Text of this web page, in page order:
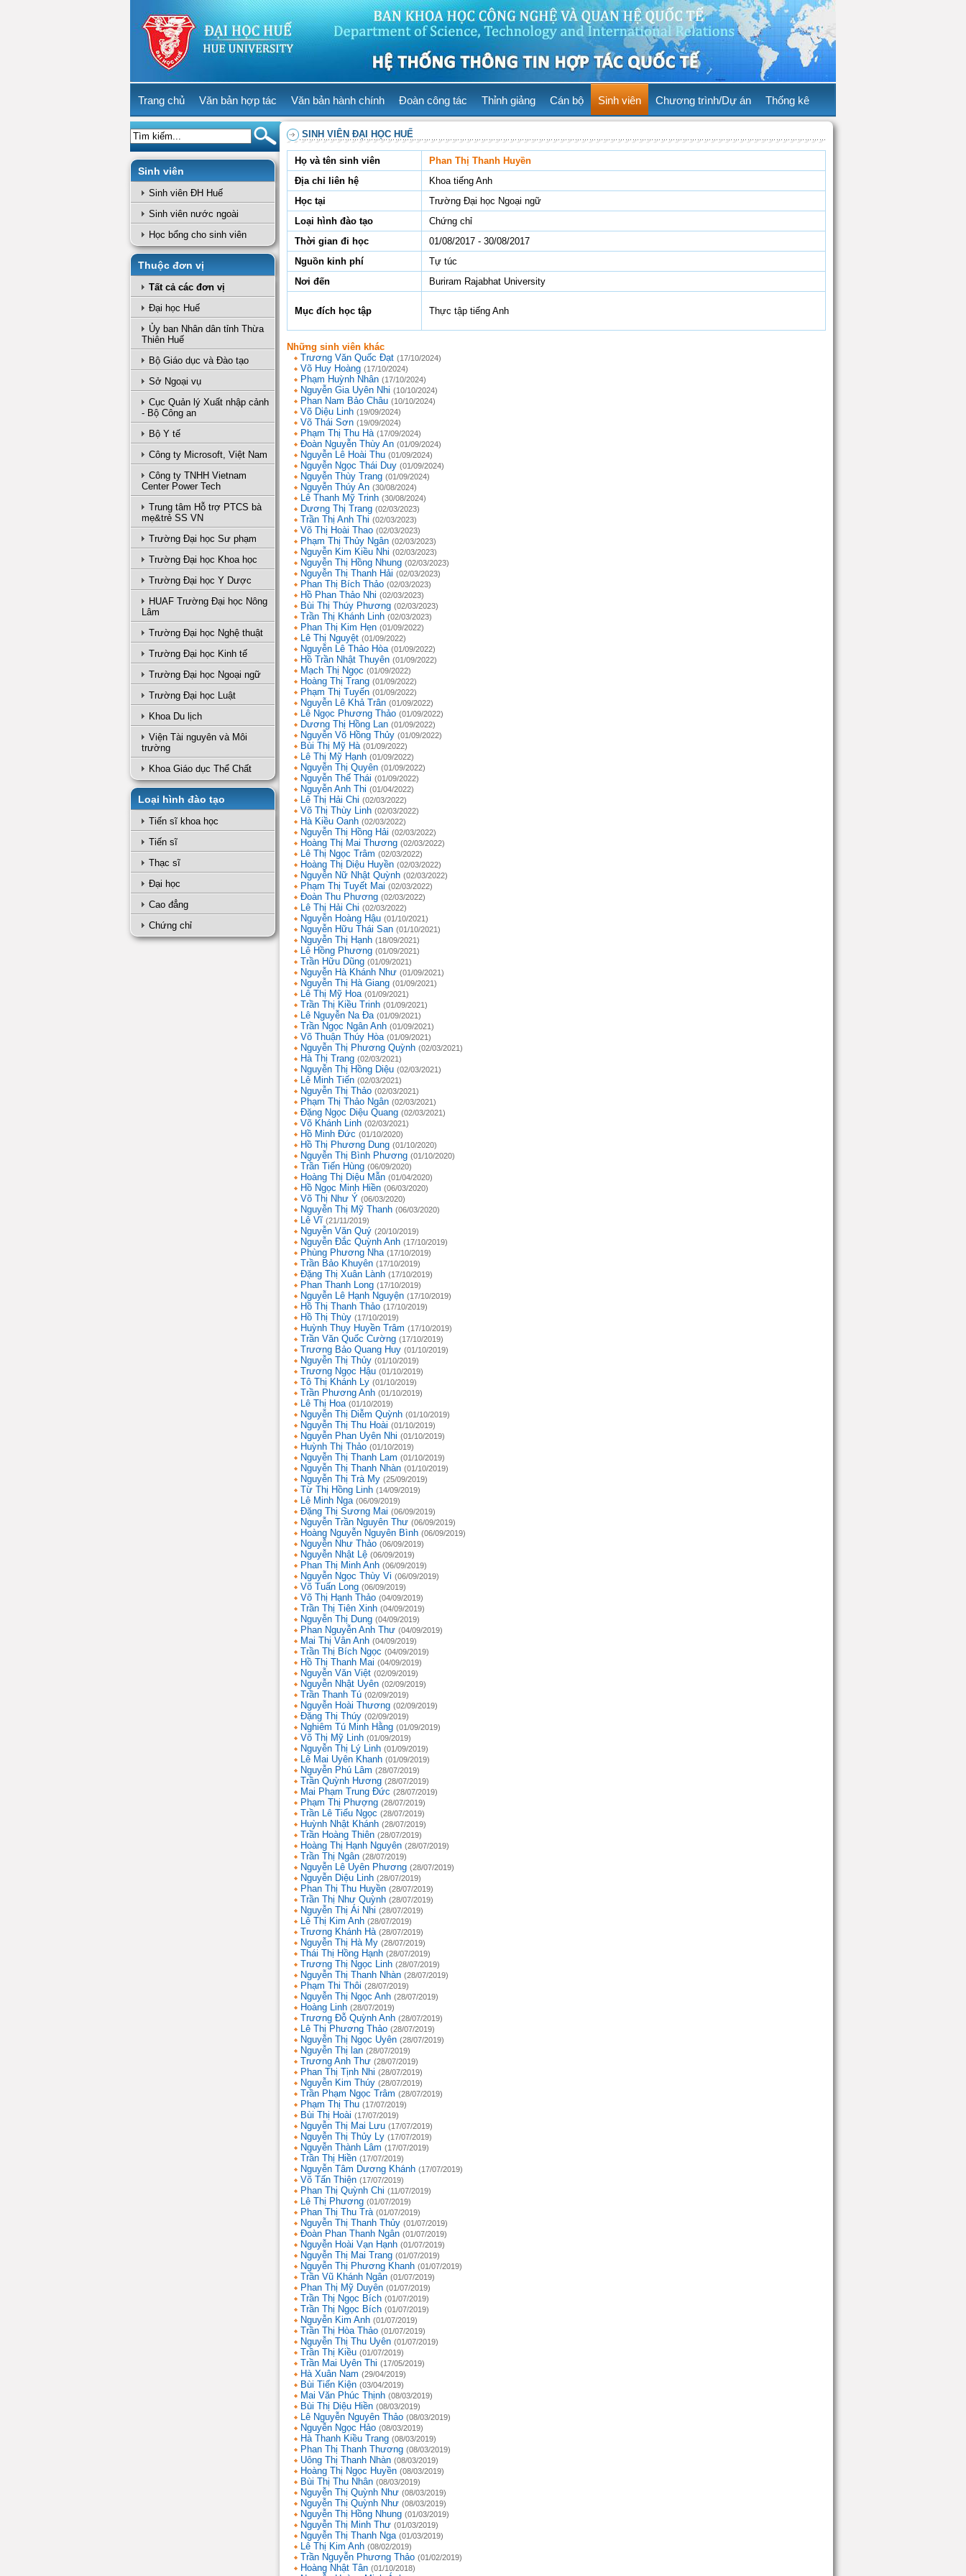
Trang chủ Văn bản hợp tác Văn bản hành chính Đoàn công tác Thỉnh giảng Cán bộ Sinh viên Chương trình/Dự án Thống kê
Sinh viên
Sinh viên ĐH Huế
Sinh viên nước ngoài
Học bổng cho sinh viên
Thuộc đơn vị
Tất cả các đơn vị
Đại học Huế
Ủy ban Nhân dân tỉnh Thừa
Thiên Huế
Bộ Giáo dục và Đào tạo
Sở Ngoại vụ
Cục Quản lý Xuất nhập cảnh
- Bộ Công an
Bộ Y tế
Công ty Microsoft, Việt Nam
Công ty TNHH Vietnam
Center Power Tech
Trung tâm Hỗ trợ PTCS bà
mẹ&trẻ SS VN
Trường Đại học Sư phạm
Trường Đại học Khoa học
Trường Đại học Y Dược
HUAF Trường Đại học Nông
Lâm
Trường Đại học Nghệ thuật
Trường Đại học Kinh tế
Trường Đại học Ngoại ngữ
Trường Đại học Luật
Khoa Du lịch
Viện Tài nguyên và Môi
trường
Khoa Giáo dục Thể Chất
Loại hình đào tạo
Tiến sĩ khoa học
Tiến sĩ
Thạc sĩ
Đại học
Cao đẳng
Chứng chỉ
SINH VIÊN ĐẠI HỌC HUẾ
Họ và tên sinh viên
Phan Thị Thanh Huyền
Địa chỉ liên hệ
Khoa tiếng Anh
Học tại
Trường Đại học Ngoại ngữ
Loại hình đào tạo
Chứng chỉ
Thời gian đi học
01/08/2017 - 30/08/2017
Nguồn kinh phí
Tự túc
Nơi đến
Buriram Rajabhat University
Mục đích học tập Thực tập tiếng Anh
Những sinh viên khác
Trương Văn Quốc Đạt (17/10/2024)
Võ Huy Hoàng (17/10/2024)
Phạm Huỳnh Nhân (17/10/2024)
Nguyễn Gia Uyên Nhi (10/10/2024)
Phan Nam Bảo Châu (10/10/2024)
Võ Diệu Linh (19/09/2024)
Võ Thái Sơn (19/09/2024)
Phạm Thị Thu Hà (17/09/2024)
Đoàn Nguyễn Thùy An (01/09/2024)
Nguyễn Lê Hoài Thu (01/09/2024)
Nguyễn Ngọc Thái Duy (01/09/2024)
Nguyễn Thùy Trang (01/09/2024)
Nguyễn Thúy An (30/08/2024)
Lê Thanh Mỹ Trinh (30/08/2024)
Dương Thị Trang (02/03/2023)
Trần Thị Anh Thi (02/03/2023)
Võ Thị Hoài Thao (02/03/2023)
Phạm Thị Thủy Ngân (02/03/2023)
Nguyễn Kim Kiều Nhi (02/03/2023)
Nguyễn Thị Hồng Nhung (02/03/2023)
Nguyễn Thị Thanh Hải (02/03/2023)
Phan Thị Bích Thảo (02/03/2023)
Hồ Phan Thảo Nhi (02/03/2023)
Bùi Thị Thúy Phương (02/03/2023)
Trần Thị Khánh Linh (02/03/2023)
Phan Thị Kim Hẹn (01/09/2022)
Lê Thị Nguyệt (01/09/2022)
Nguyễn Lê Thảo Hòa (01/09/2022)
Hồ Trần Nhật Thuyên (01/09/2022)
Mạch Thị Ngọc (01/09/2022)
Hoàng Thị Trang (01/09/2022)
Phạm Thị Tuyến (01/09/2022)
Nguyễn Lê Khả Trân (01/09/2022)
Lê Ngọc Phương Thảo (01/09/2022)
Dương Thị Hồng Lan (01/09/2022)
Nguyễn Võ Hồng Thủy (01/09/2022)
Bùi Thị Mỹ Hà (01/09/2022)
Lê Thị Mỹ Hạnh (01/09/2022)
Nguyễn Thị Quyên (01/09/2022)
Nguyễn Thế Thái (01/09/2022)
Nguyễn Anh Thi (01/04/2022)
Lê Thị Hải Chi (02/03/2022)
Võ Thị Thùy Linh (02/03/2022)
Hà Kiều Oanh (02/03/2022)
Nguyễn Thị Hồng Hải (02/03/2022)
Hoàng Thị Mai Thương (02/03/2022)
Lê Thị Ngọc Trâm (02/03/2022)
Hoàng Thị Diệu Huyền (02/03/2022)
Nguyễn Nữ Nhật Quỳnh (02/03/2022)
Phạm Thị Tuyết Mai (02/03/2022)
Đoàn Thu Phương (02/03/2022)
Lê Thị Hải Chi (02/03/2022)
Nguyễn Hoàng Hậu (01/10/2021)
Nguyễn Hữu Thái San (01/10/2021)
Nguyễn Thị Hạnh (18/09/2021)
Lê Hồng Phương (01/09/2021)
Trần Hữu Dũng (01/09/2021)
Nguyễn Hà Khánh Như (01/09/2021)
Nguyễn Thị Hà Giang (01/09/2021)
Lê Thị Mỹ Hoa (01/09/2021)
Trần Thị Kiều Trinh (01/09/2021)
Lê Nguyễn Na Đa (01/09/2021)
Trần Ngọc Ngân Anh (01/09/2021)
Võ Thuận Thúy Hòa (01/09/2021)
Nguyễn Thị Phương Quỳnh (02/03/2021)
Hà Thị Trang (02/03/2021)
Nguyễn Thị Hồng Diệu (02/03/2021)
Lê Minh Tiến (02/03/2021)
Nguyễn Thị Thảo (02/03/2021)
Phạm Thị Thảo Ngân (02/03/2021)
Đặng Ngọc Diệu Quang (02/03/2021)
Võ Khánh Linh (02/03/2021)
Hồ Minh Đức (01/10/2020)
Hồ Thị Phương Dung (01/10/2020)
Nguyễn Thị Bình Phương (01/10/2020)
Trần Tiến Hùng (06/09/2020)
Hoàng Thị Diệu Mẫn (01/04/2020)
Hồ Ngọc Minh Hiền (06/03/2020)
Võ Thị Như Ý (06/03/2020)
Nguyễn Thị Mỹ Thanh (06/03/2020)
Lê Vĩ (21/11/2019)
Nguyễn Văn Quý (20/10/2019)
Nguyễn Đắc Quỳnh Anh (17/10/2019)
Phùng Phương Nha (17/10/2019)
Trần Bảo Khuyên (17/10/2019)
Đặng Thị Xuân Lành (17/10/2019)
Phan Thanh Long (17/10/2019)
Nguyễn Lê Hạnh Nguyện (17/10/2019)
Hồ Thị Thanh Thảo (17/10/2019)
Hồ Thị Thùy (17/10/2019)
Huỳnh Thụy Huyền Trâm (17/10/2019)
Trần Văn Quốc Cường (17/10/2019)
Trương Bảo Quang Huy (01/10/2019)
Nguyễn Thị Thủy (01/10/2019)
Trương Ngọc Hậu (01/10/2019)
Tô Thị Khánh Ly (01/10/2019)
Trần Phương Anh (01/10/2019)
Lê Thị Hoa (01/10/2019)
Nguyễn Thị Diễm Quỳnh (01/10/2019)
Nguyễn Thị Thu Hoài (01/10/2019)
Nguyễn Phan Uyên Nhi (01/10/2019)
Huỳnh Thị Thảo (01/10/2019)
Nguyễn Thị Thanh Lam (01/10/2019)
Nguyễn Thị Thanh Nhàn (01/10/2019)
Nguyễn Thị Trà My (25/09/2019)
Từ Thị Hồng Linh (14/09/2019)
Lê Minh Nga (06/09/2019)
Đặng Thị Sương Mai (06/09/2019)
Nguyễn Trần Nguyên Thư (06/09/2019)
Hoàng Nguyễn Nguyên Bình (06/09/2019)
Nguyễn Như Thảo (06/09/2019)
Nguyễn Nhật Lệ (06/09/2019)
Phan Thị Minh Anh (06/09/2019)
Nguyễn Ngọc Thùy Vi (06/09/2019)
Võ Tuấn Long (06/09/2019)
Võ Thị Hạnh Thảo (04/09/2019)
Trần Thị Tiên Xinh (04/09/2019)
Nguyễn Thị Dung (04/09/2019)
Phan Nguyễn Anh Thư (04/09/2019)
Mai Thị Vân Anh (04/09/2019)
Trần Thị Bích Ngọc (04/09/2019)
Hồ Thị Thanh Mai (04/09/2019)
Nguyễn Văn Việt (02/09/2019)
Nguyễn Nhật Uyên (02/09/2019)
Trần Thanh Tú (02/09/2019)
Nguyễn Hoài Thương (02/09/2019)
Đặng Thị Thúy (02/09/2019)
Nghiêm Tú Minh Hằng (01/09/2019)
Võ Thị Mỹ Linh (01/09/2019)
Nguyễn Thị Lý Linh (01/09/2019)
Lê Mai Uyên Khanh (01/09/2019)
Nguyễn Phú Lâm (28/07/2019)
Trần Quỳnh Hương (28/07/2019)
Mai Phạm Trung Đức (28/07/2019)
Phạm Thị Phượng (28/07/2019)
Trần Lê Tiểu Ngọc (28/07/2019)
Huỳnh Nhật Khánh (28/07/2019)
Trần Hoàng Thiên (28/07/2019)
Hoàng Thị Hạnh Nguyên (28/07/2019)
Trần Thị Ngân (28/07/2019)
Nguyễn Lê Uyên Phương (28/07/2019)
Nguyễn Diệu Linh (28/07/2019)
Phan Thị Thu Huyền (28/07/2019)
Trần Thị Như Quỳnh (28/07/2019)
Nguyễn Thị Ái Nhi (28/07/2019)
Lê Thị Kim Anh (28/07/2019)
Trương Khánh Hà (28/07/2019)
Nguyễn Thị Hà My (28/07/2019)
Thái Thị Hồng Hạnh (28/07/2019)
Trương Thị Ngọc Linh (28/07/2019)
Nguyễn Thị Thanh Nhàn (28/07/2019)
Phạm Thi Thôi (28/07/2019)
Nguyễn Thị Ngọc Anh (28/07/2019)
Hoàng Linh (28/07/2019)
Trương Đỗ Quỳnh Anh (28/07/2019)
Lê Thị Phương Thảo (28/07/2019)
Nguyễn Thị Ngọc Uyên (28/07/2019)
Nguyễn Thị lan (28/07/2019)
Trương Anh Thư (28/07/2019)
Phan Thị Tịnh Nhi (28/07/2019)
Nguyễn Kim Thúy (28/07/2019)
Trần Phạm Ngọc Trâm (28/07/2019)
Phạm Thị Thu (17/07/2019)
Bùi Thị Hoài (17/07/2019)
Nguyễn Thị Mai Lưu (17/07/2019)
Nguyễn Thị Thủy Ly (17/07/2019)
Nguyễn Thành Lâm (17/07/2019)
Trần Thị Hiền (17/07/2019)
Nguyễn Tâm Dương Khánh (17/07/2019)
Võ Tấn Thiện (17/07/2019)
Phan Thị Quỳnh Chi (11/07/2019)
Lê Thị Phương (01/07/2019)
Phan Thị Thu Trà (01/07/2019)
Nguyễn Thị Thanh Thủy (01/07/2019)
Đoàn Phan Thanh Ngân (01/07/2019)
Nguyễn Hoài Vạn Hạnh (01/07/2019)
Nguyễn Thị Mai Trang (01/07/2019)
Nguyễn Thị Phương Khanh (01/07/2019)
Trần Vũ Khánh Ngân (01/07/2019)
Phan Thị Mỹ Duyên (01/07/2019)
Trần Thị Ngọc Bích (01/07/2019)
Trần Thị Ngọc Bích (01/07/2019)
Nguyễn Kim Anh (01/07/2019)
Trần Thị Hòa Thảo (01/07/2019)
Nguyễn Thị Thu Uyên (01/07/2019)
Trần Thị Kiều (01/07/2019)
Trần Mai Uyên Thi (17/05/2019)
Hà Xuân Nam (29/04/2019)
Bùi Tiến Kiện (03/04/2019)
Mai Văn Phúc Thịnh (08/03/2019)
Bùi Thị Diệu Hiền (08/03/2019)
Lê Nguyễn Nguyên Thảo (08/03/2019)
Nguyễn Ngọc Hảo (08/03/2019)
Hà Thanh Kiều Trang (08/03/2019)
Phan Thị Thanh Thương (08/03/2019)
Uông Thị Thanh Nhàn (08/03/2019)
Hoàng Thị Ngọc Huyền (08/03/2019)
Bùi Thị Thu Nhân (08/03/2019)
Nguyễn Thị Quỳnh Như (08/03/2019)
Nguyễn Thị Quỳnh Như (08/03/2019)
Nguyễn Thị Hồng Nhung (01/03/2019)
Nguyễn Thị Minh Thư (01/03/2019)
Nguyễn Thị Thanh Nga (01/03/2019)
Lê Thị Kim Anh (08/02/2019)
Trần Nguyễn Phương Thảo (01/02/2019)
Hoàng Nhật Tân (01/10/2018)